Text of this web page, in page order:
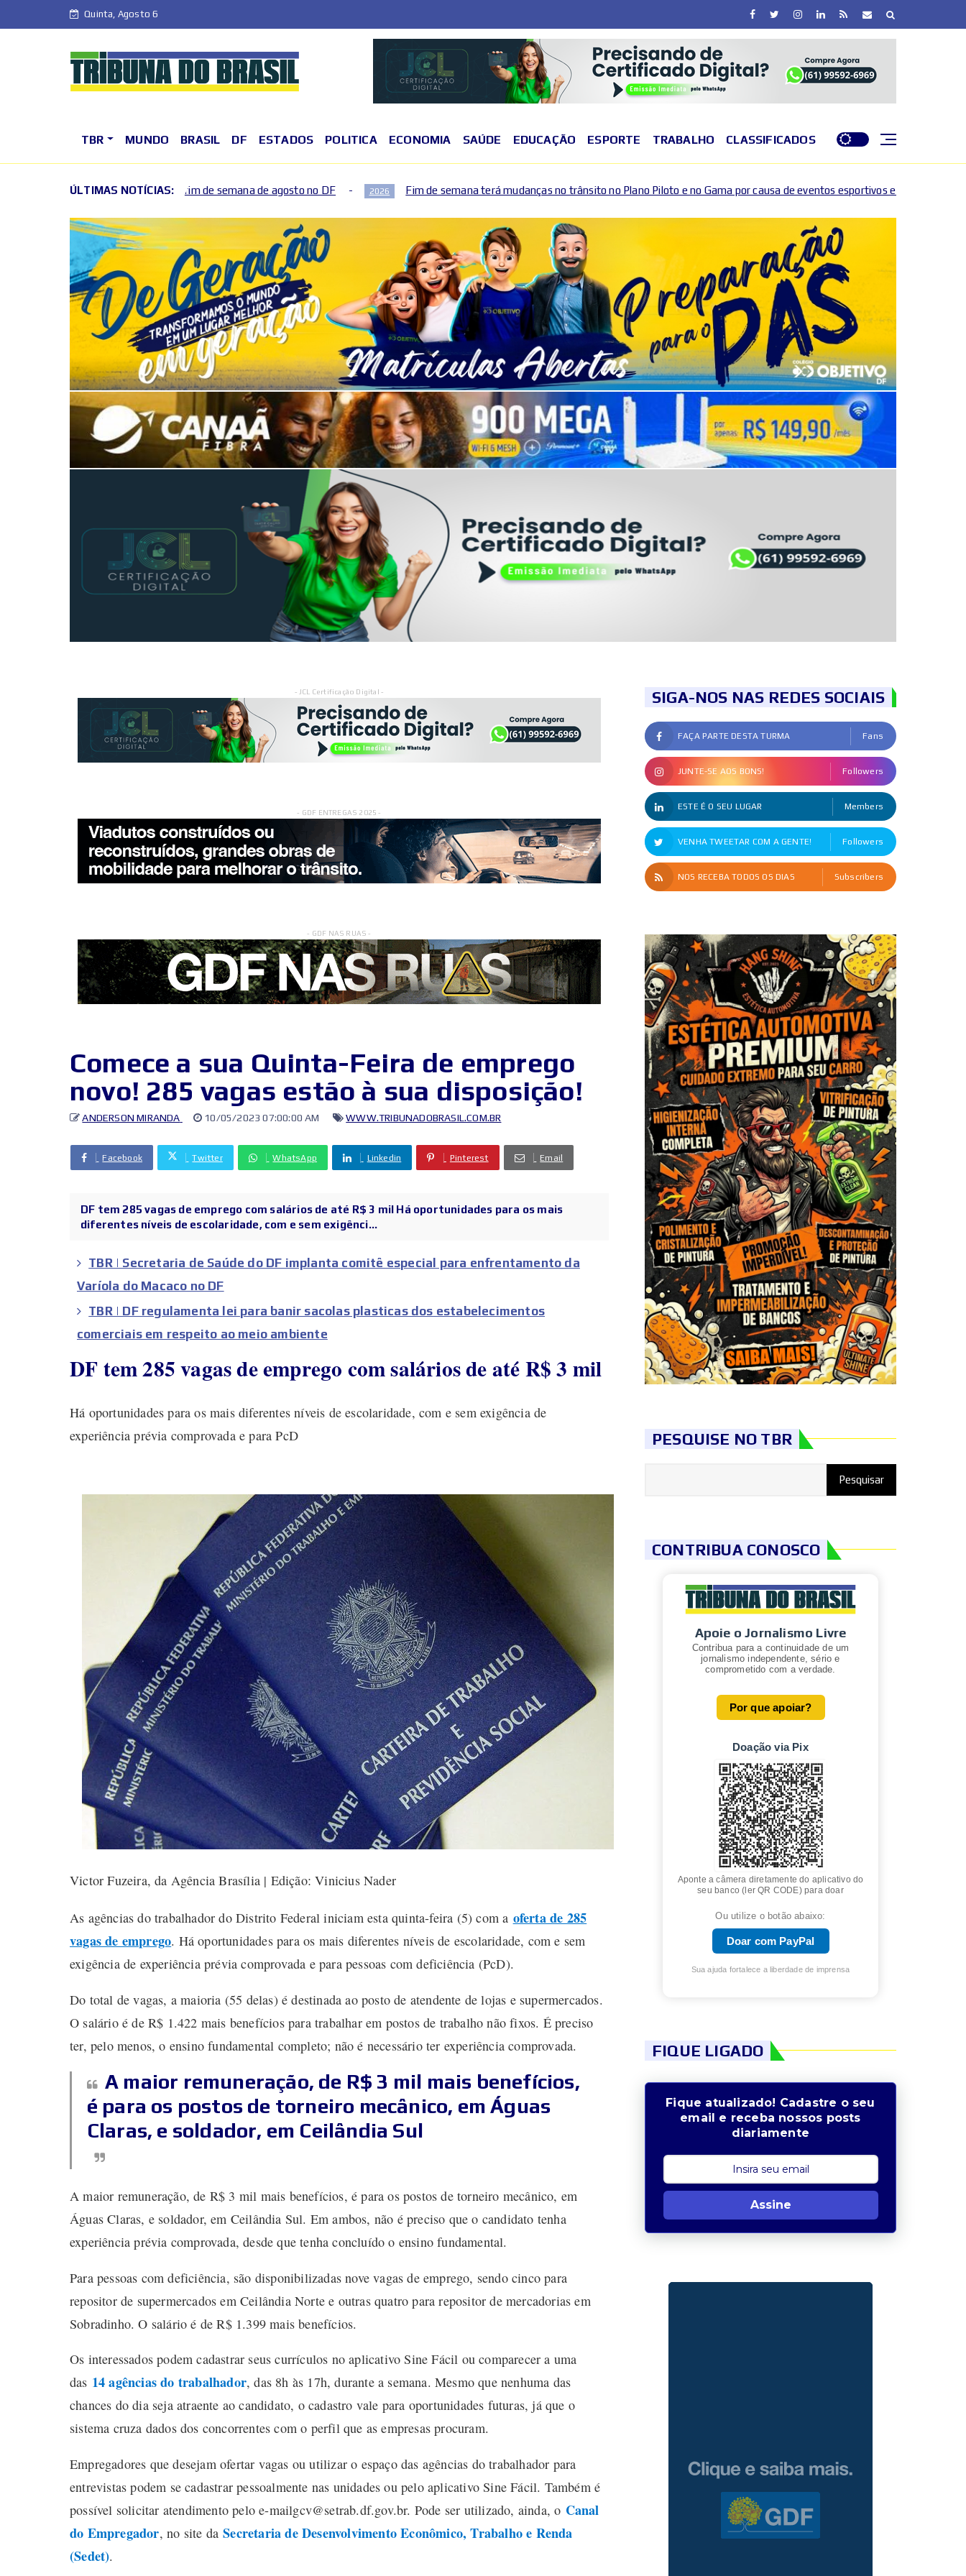
Quinta, Agosto 6
TBR MUNDO BRASIL DF ESTADOS POLITICA ECONOMIA SAÚDE EDUCAÇÃO ESPORTE TRABALHO CLASSIFICADOS
ÚLTIMAS NOTÍCIAS:
o primeiro fim de semana de agosto no DF 2026 Fim de semana terá mudanças no trânsito no Plano Piloto e no Gama por causa de eventos esportivos e culturais 2026 DF entra em
- JCL Certificação Digital -
- GDF ENTREGAS 2025 -
- GDF NAS RUAS -
Comece a sua Quinta-Feira de emprego
novo! 285 vagas estão à sua disposição!
ANDERSON MIRANDA 10/05/2023 07:00:00 AM WWW.TRIBUNADOBRASIL.COM.BR
Facebook Twitter WhatsApp Linkedin Pinterest Email
DF tem 285 vagas de emprego com salários de até R$ 3 mil Há oportunidades para os mais
diferentes níveis de escolaridade, com e sem exigênci...
TBR | Secretaria de Saúde do DF implanta comitê especial para enfrentamento da
Varíola do Macaco no DF
TBR | DF regulamenta lei para banir sacolas plasticas dos estabelecimentos
comerciais em respeito ao meio ambiente
DF tem 285 vagas de emprego com salários de até R$ 3 mil
Há oportunidades para os mais diferentes níveis de escolaridade, com e sem exigência de
experiência prévia comprovada e para PcD
Victor Fuzeira, da Agência Brasília | Edição: Vinicius Nader
As agências do trabalhador do Distrito Federal iniciam esta quinta-feira (5) com a oferta de 285
vagas de emprego. Há oportunidades para os mais diferentes níveis de escolaridade, com e sem
exigência de experiência prévia comprovada e para pessoas com deficiência (PcD).
Do total de vagas, a maioria (55 delas) é destinada ao posto de atendente de lojas e supermercados.
O salário é de R$ 1.422 mais benefícios para trabalhar em postos de trabalho não fixos. É preciso
ter, pelo menos, o ensino fundamental completo; não é necessário ter experiência comprovada.
A maior remuneração, de R$ 3 mil mais benefícios,
é para os postos de torneiro mecânico, em Águas
Claras, e soldador, em Ceilândia Sul
A maior remuneração, de R$ 3 mil mais benefícios, é para os postos de torneiro mecânico, em
Águas Claras, e soldador, em Ceilândia Sul. Em ambos, não é preciso que o candidato tenha
experiência prévia comprovada, desde que tenha concluído o ensino fundamental.
Para pessoas com deficiência, são disponibilizadas nove vagas de emprego, sendo cinco para
repositor de supermercados em Ceilândia Norte e outras quatro para repositor de mercadorias em
Sobradinho. O salário é de R$ 1.399 mais benefícios.
Os interessados podem cadastrar seus currículos no aplicativo Sine Fácil ou comparecer a uma
das 14 agências do trabalhador, das 8h às 17h, durante a semana. Mesmo que nenhuma das
chances do dia seja atraente ao candidato, o cadastro vale para oportunidades futuras, já que o
sistema cruza dados dos concorrentes com o perfil que as empresas procuram.
Empregadores que desejam ofertar vagas ou utilizar o espaço das agências do trabalhador para
entrevistas podem se cadastrar pessoalmente nas unidades ou pelo aplicativo Sine Fácil. Também é
possível solicitar atendimento pelo e-mailgcv@setrab.df.gov.br. Pode ser utilizado, ainda, o Canal
do Empregador, no site daSecretaria de Desenvolvimento Econômico, Trabalho e Renda
(Sedet).​
SIGA-NOS NAS REDES SOCIAIS
FAÇA PARTE DESTA TURMA Fans
JUNTE-SE AOS BONS! Followers
ESTE É O SEU LUGAR Members
VENHA TWEETAR COM A GENTE! Followers
NOS RECEBA TODOS OS DIAS Subscribers
PESQUISE NO TBR
CONTRIBUA CONOSCO
Apoie o Jornalismo Livre
Contribua para a continuidade de um
jornalismo independente, sério e
comprometido com a verdade.
Por que apoiar?
Doação via Pix
Aponte a câmera diretamente do aplicativo do
seu banco (ler QR CODE) para doar
Ou utilize o botão abaixo:
Doar com PayPal
Sua ajuda fortalece a liberdade de imprensa
FIQUE LIGADO
Fique atualizado! Cadastre o seu
email e receba nossos posts
diariamente
Assine